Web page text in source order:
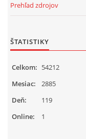
Prehľad zdrojov
ŠTATISTIKY
Online: 1
Celkom: 54212
Mesiac:
2885
Deň:
119